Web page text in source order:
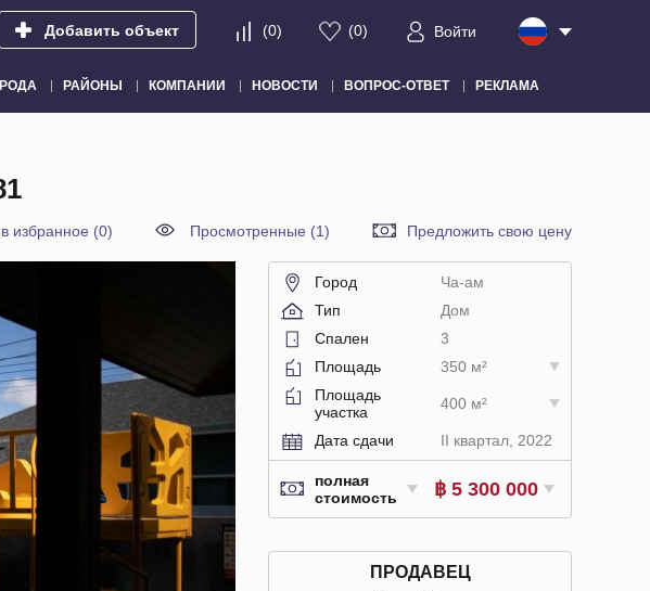
Добавить объект (0) (0) Войти
РАЙОНЫ КОМПАНИИ НОВОСТИ ВОПРОС-ОТВЕТ РЕКЛАМА
избранное (0) Просмотренные (1) Предложить свою цену
Город
Ча-ам
Тип
Дом
Спален
3
Площадь
350 м²
Площадь
участка
400 м²
Дата сдачи II квартал, 2022
полная
стоимость
฿ 5 300 000
ПРОДАВЕЦ